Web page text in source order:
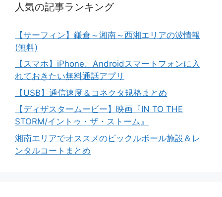
人気の記事ランキング
【サーフィン】鎌倉～湘南～西湘エリアの波情報
(無料)
【スマホ】iPhone、Androidスマートフォンに入
れておきたい無料通話アプリ
【USB】通信速度＆コネクタ規格まとめ
【ディザスタームービー】映画『IN TO THE
STORM/イントゥ・ザ・ストーム』
湘南エリアでオススメのピックルボール施設＆レ
ンタルコートまとめ